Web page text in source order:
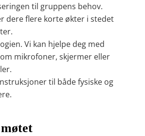
til gruppens behov.
dere flere korte økter i stedet
Vi kan hjelpe deg med
mikrofoner, skjermer eller
til både fysiske og